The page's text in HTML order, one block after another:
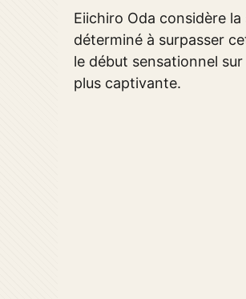
Eiichiro Oda considère la
déterminé à surpasser
le début sensationnel sur
plus captivante.